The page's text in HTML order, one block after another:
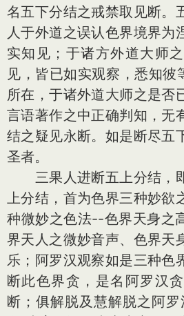
名五下分结之戒禁取见断。
人于外道之误认色界境界为
实知见；于诸方外道大师
见，皆已如实观察，悉知彼
所在，于诸外道大师之是否
言语著作之中正确判知，无
结之疑见永断。如是断尽五
圣者。
三果人进断五上分结，
上分结，首为色界三种妙欲
种微妙之色法--色界天身之
界天人之微妙音声、色界天
乐；阿罗汉观察如是三种色
断此色界贪，是名阿罗汉
断；俱解脱及慧解脱之阿